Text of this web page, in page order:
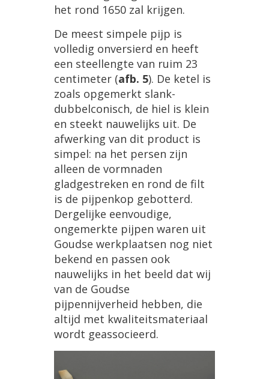
het rond 1650 zal krijgen.
De meest simpele pijp is
volledig onversierd en heeft
een steellengte van ruim 23
centimeter (afb. 5). De ketel is
zoals opgemerkt slank-
dubbelconisch, de hiel is klein
en steekt nauwelijks uit. De
afwerking van dit product is
simpel: na het persen zijn
alleen de vormnaden
gladgestreken en rond de filt
is de pijpenkop gebotterd.
Dergelijke eenvoudige,
ongemerkte pijpen waren uit
Goudse werkplaatsen nog niet
bekend en passen ook
nauwelijks in het beeld dat wij
van de Goudse
pijpennijverheid hebben, die
altijd met kwaliteitsmateriaal
wordt geassocieerd.